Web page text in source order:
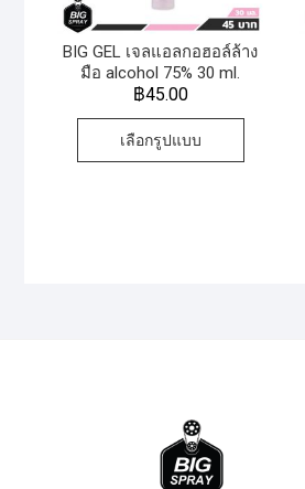
BIG GEL เจลแอลกอฮอล์ล้าง
มือ alcohol 75% 30 ml.
฿45.00
เลือกรูปแบบ